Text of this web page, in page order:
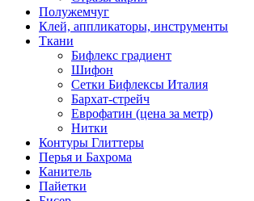
Полужемчуг
Клей, аппликаторы, инструменты
Ткани
Бифлекс градиент
Шифон
Сетки Бифлексы Италия
Бархат-стрейч
Еврофатин (цена за метр)
Нитки
Контуры Глиттеры
Перья и Бахрома
Канитель
Пайетки